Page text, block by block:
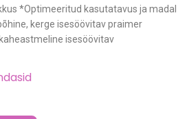
*Optimeeritud kasutatavus ja madal
kerge isesöövitav praimer
isesöövitav